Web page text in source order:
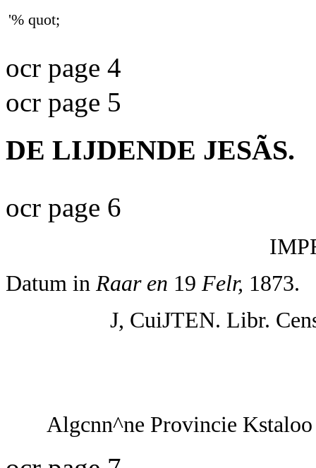
'% quot;
ocr page 4
ocr page 5
DE LIJDENDE JESÃS.
ocr page 6
Datum in Raar en 19 Felr, 1873.
J, CuiJTEN. Libr.
Algcnn^ne Provincie